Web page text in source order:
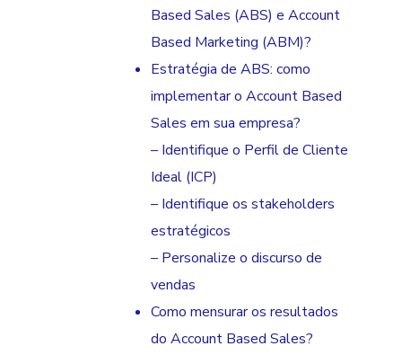
Based Sales (ABS) e Account
Based Marketing (ABM)?
Estratégia de ABS: como
implementar o Account Based
Sales em sua empresa?
– Identifique o Perfil de Cliente
Ideal (ICP)
– Identifique os stakeholders
estratégicos
– Personalize o discurso de
vendas
Como mensurar os resultados
do Account Based Sales?